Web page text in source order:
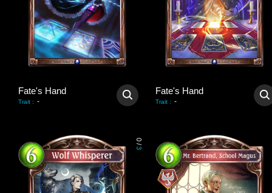
Fate's Hand
Trait : -
Fate's Hand
Trait : -
0
/
3